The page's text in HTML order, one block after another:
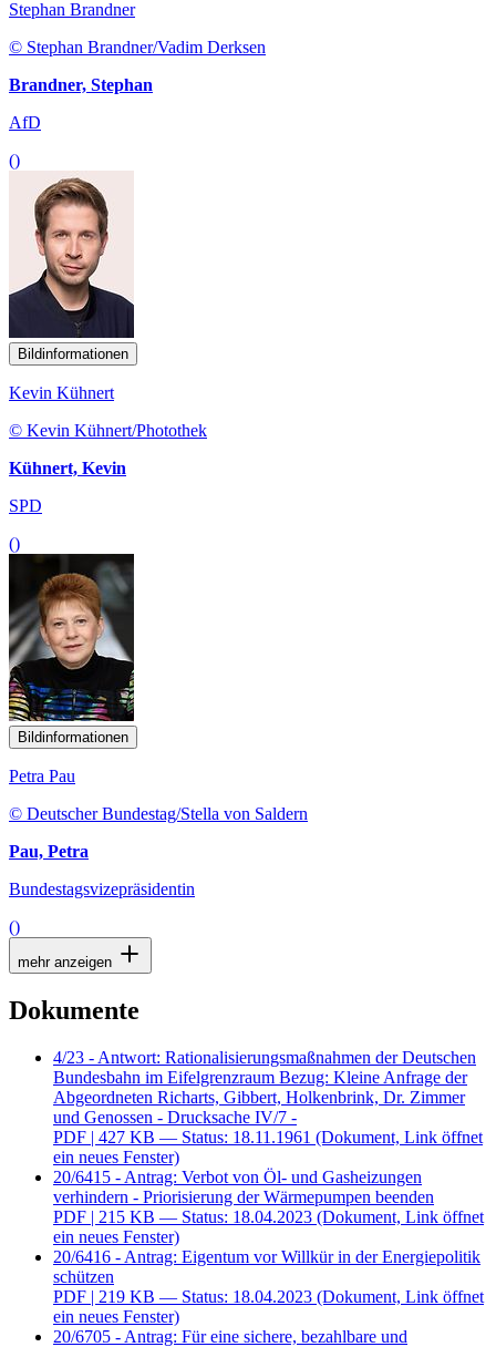
Stephan Brandner
© Stephan Brandner/Vadim Derksen
Brandner, Stephan
AfD
()
Bildinformationen
Kevin Kühnert
© Kevin Kühnert/Photothek
Kühnert, Kevin
SPD
()
Bildinformationen
Petra Pau
© Deutscher Bundestag/Stella von Saldern
Pau, Petra
Bundestagsvizepräsidentin
()
mehr anzeigen
Dokumente
4/23 - Antwort: Rationalisierungsmaßnahmen der Deutschen
Bundesbahn im Eifelgrenzraum Bezug: Kleine Anfrage der
Abgeordneten Richarts, Gibbert, Holkenbrink, Dr. Zimmer
und Genossen - Drucksache IV/7 -
PDF | 427 KB — Status: 18.11.1961 (Dokument, Link öffnet
ein neues Fenster)
20/6415 - Antrag: Verbot von Öl- und Gasheizungen
verhindern - Priorisierung der Wärmepumpen beenden
PDF | 215 KB — Status: 18.04.2023 (Dokument, Link öffnet
ein neues Fenster)
20/6416 - Antrag: Eigentum vor Willkür in der Energiepolitik
schützen
PDF | 219 KB — Status: 18.04.2023 (Dokument, Link öffnet
ein neues Fenster)
20/6705 - Antrag: Für eine sichere, bezahlbare und